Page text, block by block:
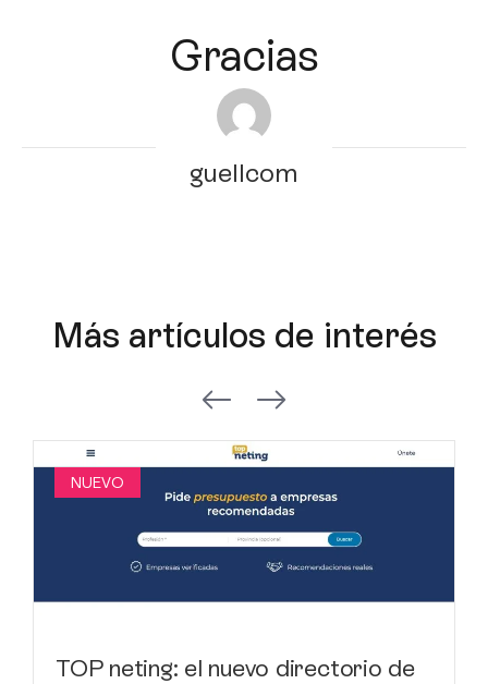
Gracias
guellcom
Más artículos de interés
NUEVO
TOP neting: el nuevo directorio de